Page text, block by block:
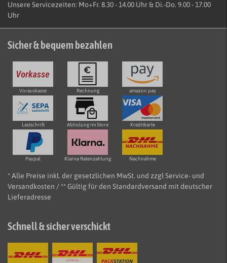
Unsere Servicezeiten: Mo+Fr. 8.30 - 14.00 Uhr & Di.-Do. 9.00 - 17.00
Uhr
Sicher & bequem bezahlen
Vorauskasse Rechnung amazon pay
Lastschrift Abholung im Store Kreditkarte
Paypal Klarna Ratenzahlung Nachnahme
* Alle Preise inkl. der gesetzlichen MwSt. und zzgl Service- und
Versandkosten / ** Gültig für den Standardversand mit deutscher
Lieferadresse
Schnell & sicher verschickt